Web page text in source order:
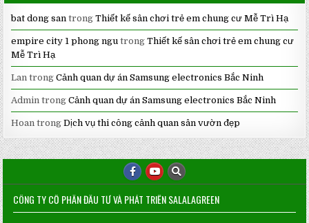
bat dong san trongThiết kế sân chơi trẻ em chung cư Mễ Trì Hạ
empire city 1 phong ngu trongThiết kế sân chơi trẻ em chung cư
Mễ Trì Hạ
Lan trongCảnh quan dự án Samsung electronics Bắc Ninh
Admin trongCảnh quan dự án Samsung electronics Bắc Ninh
Hoan trongDịch vụ thi công cảnh quan sân vườn đẹp
CÔNG TY CỔ PHẦN ĐẦU TƯ VÀ PHÁT TRIỂN SALALAGREEN